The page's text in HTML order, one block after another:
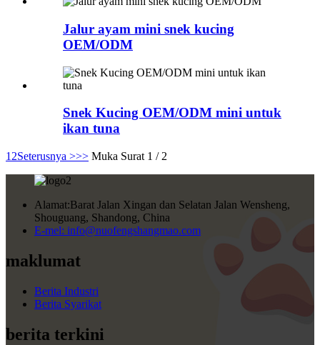
Jalur ayam mini snek kucing
OEM/ODM
Snek Kucing OEM/ODM mini untuk
ikan tuna
1 2Seterusnya >>> Muka Surat 1 / 2
Alamat:Barat Jalan Xingan dan Selatan Jalan Wensheng,
Shouguang, Shandong, China
E-mel: info@nuofengshangmao.com
maklumat
Berita Industri
Berita Syarikat
berita terkini